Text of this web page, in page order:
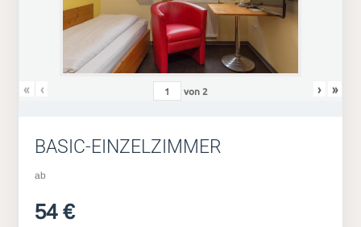
« ‹ von 2 › »
BASIC-EINZELZIMMER
ab
54 €